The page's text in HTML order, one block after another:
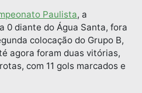
Paulista, a
0 diante do Água Santa, fora
colocação do Grupo B,
agora foram duas vitórias,
com 11 gols marcados e